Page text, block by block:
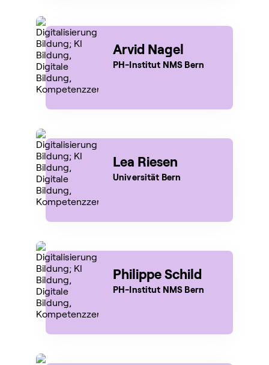
Arvid Nagel
PH-Institut NMS Bern
Lea Riesen
Universität Bern
Philippe Schild
PH-Institut NMS Bern